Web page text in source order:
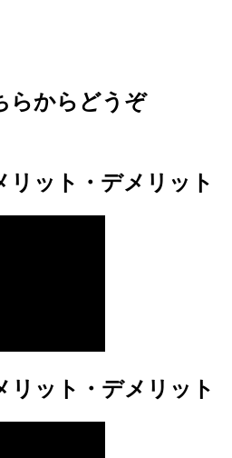
らからどうぞ
リット・デメリット
リット・デメリット